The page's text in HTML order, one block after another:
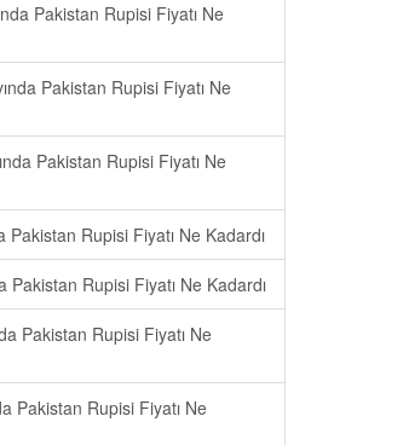
Pakistan Rupisi Fiyatı Ne
Pakistan Rupisi Fiyatı Ne
Pakistan Rupisi Fiyatı Ne
Pakistan Rupisi Fiyatı Ne Kadardı
Pakistan Rupisi Fiyatı Ne Kadardı
Pakistan Rupisi Fiyatı Ne
Pakistan Rupisi Fiyatı Ne